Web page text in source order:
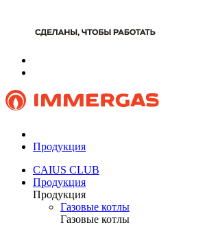
Продукция
CAIUS CLUB
Продукция
Продукция
Газовые котлы
Газовые котлы